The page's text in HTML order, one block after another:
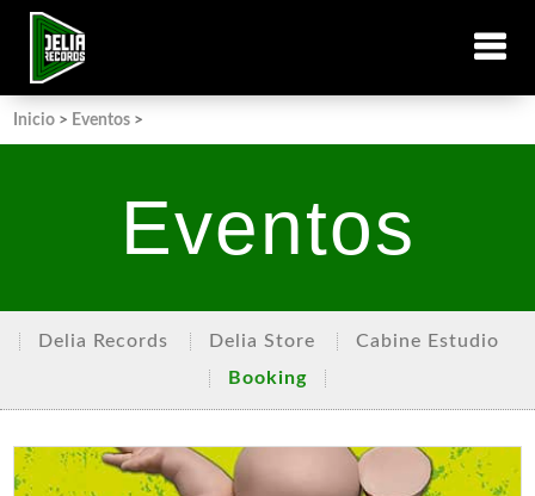
Inicio > Eventos >
Eventos
Delia Records Delia Store
Cabine Estudio
Booking